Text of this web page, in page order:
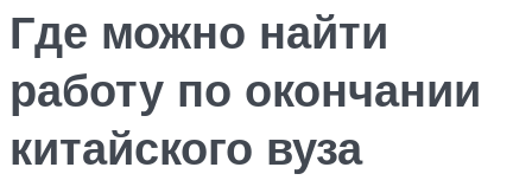
Где можно найти
работу по окончании
китайского вуза